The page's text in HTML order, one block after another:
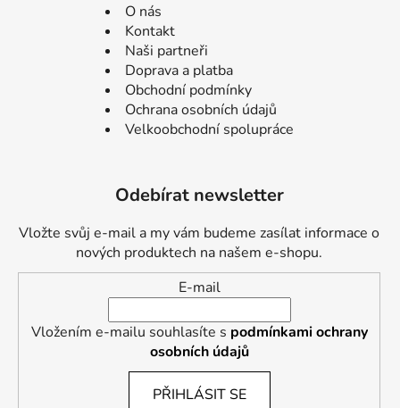
O nás
Kontakt
Naši partneři
Doprava a platba
Obchodní podmínky
Ochrana osobních údajů
Velkoobchodní spolupráce
Odebírat newsletter
Vložte svůj e-mail a my vám budeme zasílat informace o
nových produktech na našem e-shopu.
E-mail
Vložením e-mailu souhlasíte s podmínkami ochrany
osobních údajů
PŘIHLÁSIT SE